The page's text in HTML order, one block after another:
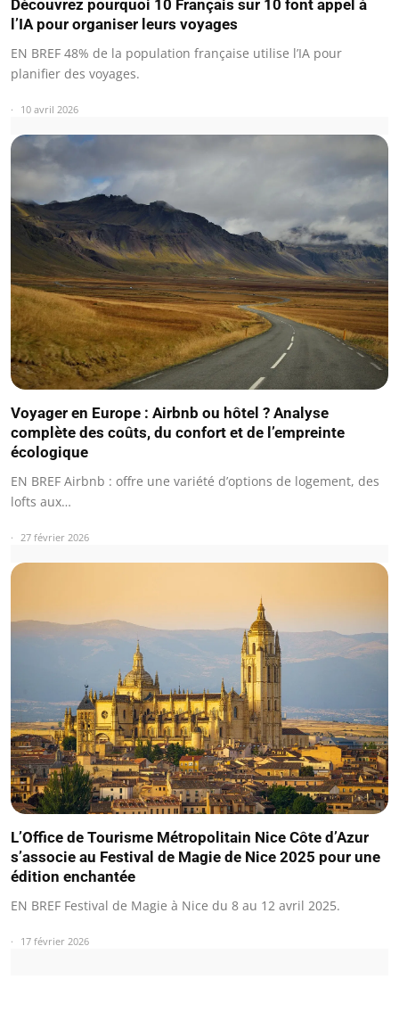
Découvrez pourquoi 10 Français sur 10 font appel à
l’IA pour organiser leurs voyages
EN BREF 48% de la population française utilise l’IA pour
planifier des voyages.
10 avril 2026
Voyager en Europe : Airbnb ou hôtel ? Analyse
complète des coûts, du confort et de l’empreinte
écologique
EN BREF Airbnb : offre une variété d’options de logement, des
lofts aux…
27 février 2026
L’Office de Tourisme Métropolitain Nice Côte d’Azur
s’associe au Festival de Magie de Nice 2025 pour une
édition enchantée
EN BREF Festival de Magie à Nice du 8 au 12 avril 2025.
17 février 2026